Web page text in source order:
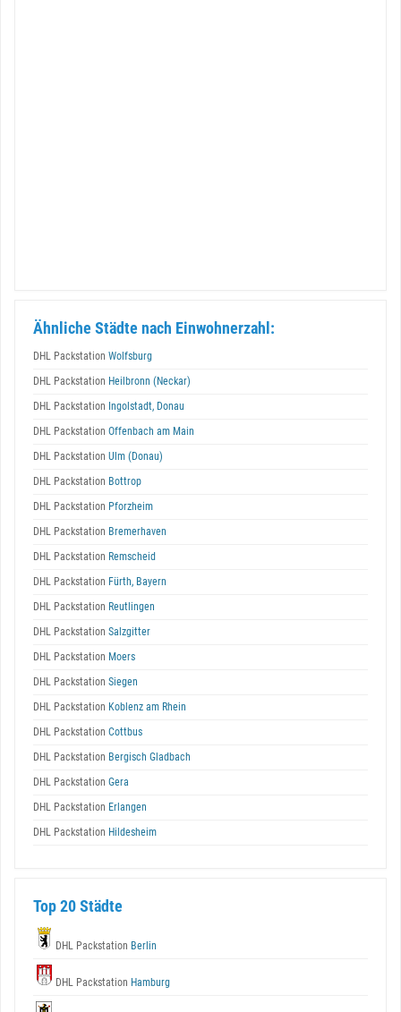
Ähnliche Städte nach Einwohnerzahl:
DHL Packstation Wolfsburg
DHL Packstation Heilbronn (Neckar)
DHL Packstation Ingolstadt, Donau
DHL Packstation Offenbach am Main
DHL Packstation Ulm (Donau)
DHL Packstation Bottrop
DHL Packstation Pforzheim
DHL Packstation Bremerhaven
DHL Packstation Remscheid
DHL Packstation Fürth, Bayern
DHL Packstation Reutlingen
DHL Packstation Salzgitter
DHL Packstation Moers
DHL Packstation Siegen
DHL Packstation Koblenz am Rhein
DHL Packstation Cottbus
DHL Packstation Bergisch Gladbach
DHL Packstation Gera
DHL Packstation Erlangen
DHL Packstation Hildesheim
Top 20 Städte
DHL Packstation Berlin
DHL Packstation Hamburg